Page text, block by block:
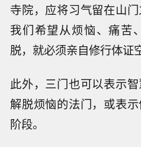
寺院，应将习气留在山
我们希望从烦恼、痛苦
脱，就必须亲自修行体证
此外，三门也可以表示
解脱烦恼的法门，或表
阶段。